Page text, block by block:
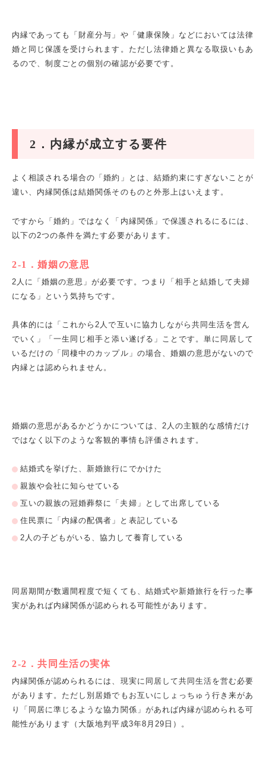
内縁であっても「財産分与」や「健康保険」などにおいては法律
婚と同じ保護を受けられます。ただし法律婚と異なる取扱いもあ
るので、制度ごとの個別の確認が必要です。
2 ．内縁が成立する要件
よく相談される場合の「婚約」とは、結婚約束にすぎないことが
違い、内縁関係は結婚関係そのものと外形上はいえます。
ですから「婚約」ではなく「内縁関係」で保護されるにるには、
以下の2つの条件を満たす必要があります。
2-1 ．婚姻の意思
2 人に「婚姻の意思」が必要です。つまり「相手と結婚して夫婦
になる」という気持ちです。
具体的には「これから2 人で互いに協力しながら共同生活を営ん
でいく」「一生同じ相手と添い遂げる」ことです。単に同居して
いるだけの「同棲中のカップル」の場合、婚姻の意思がないので
内縁とは認められません。
婚姻の意思があるかどうかについては、 2 人の主観的な感情だけ
ではなく以下のような客観的事情も評価されます。
結婚式を挙げた、新婚旅行にでかけた
親族や会社に知らせている
互いの親族の冠婚葬祭に「夫婦」として出席している
住民票に「内縁の配偶者」と表記している
2 人の子どもがいる、協力して養育している
同居期間が数週間程度で短くても、結婚式や新婚旅行を行った事
実があれば内縁関係が認められる可能性があります。
2-2 ．共同生活の実体
内縁関係が認められるには、現実に同居して共同生活を営む必要
があります。ただし別居婚でもお互いにしょっちゅう行き来があ
り「同居に準じるような協力関係」があれば内縁が認められる可
能性があります（大阪地判平成3年8 月 29 日）。